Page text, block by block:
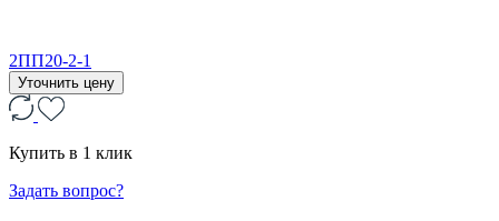
2ПП20-2-1
Уточнить цену
Купить в 1 клик
Задать вопрос?